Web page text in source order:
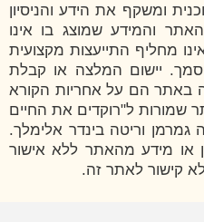
ומשקף את הידע והניסיון
והמידע שמוצג בו אינו
מחליף התייעצות מקצועית
יישום המלצה או קבלת
באתר הם על אחריות הקורא
שמורות ל"רוקדים את החיים
גמרמן וריטה בינדר אלימלך.
או מידע מהאתר ללא אישור
קישור לאתר זה.